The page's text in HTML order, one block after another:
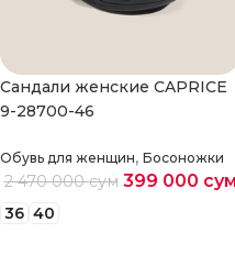
Cандали женские CAPRICE
9-28700-46
Обувь для женщин, Босоножки
2 470 000сум 399 000 сум
36 40